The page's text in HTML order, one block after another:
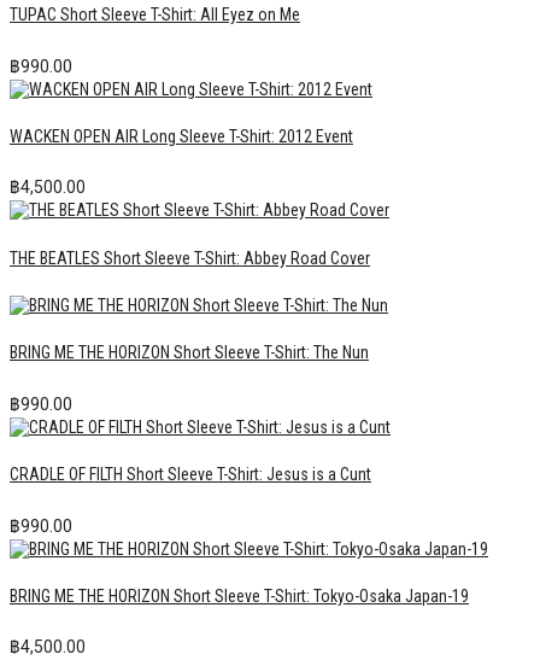
TUPAC Short Sleeve T-Shirt: All Eyez on Me
฿990.00
WACKEN OPEN AIR Long Sleeve T-Shirt: 2012 Event
฿4,500.00
THE BEATLES Short Sleeve T-Shirt: Abbey Road Cover
BRING ME THE HORIZON Short Sleeve T-Shirt: The Nun
฿990.00
CRADLE OF FILTH Short Sleeve T-Shirt: Jesus is a Cunt
฿990.00
BRING ME THE HORIZON Short Sleeve T-Shirt: Tokyo-Osaka Japan-19
฿4,500.00